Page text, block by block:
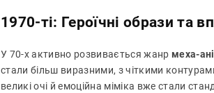
1970-ті: Героїчні образи та
У 70-х активно розвивається жанр меха-
стали більш виразними, з чіткими
великі очі й емоційна міміка вже стали